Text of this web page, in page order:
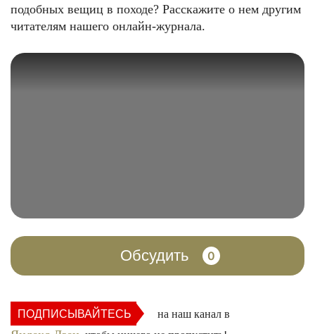
подобных вещиц в походе? Расскажите о нем другим
читателям нашего онлайн-журнала.
Обсудить 0
ПОДПИСЫВАЙТЕСЬ на наш канал в